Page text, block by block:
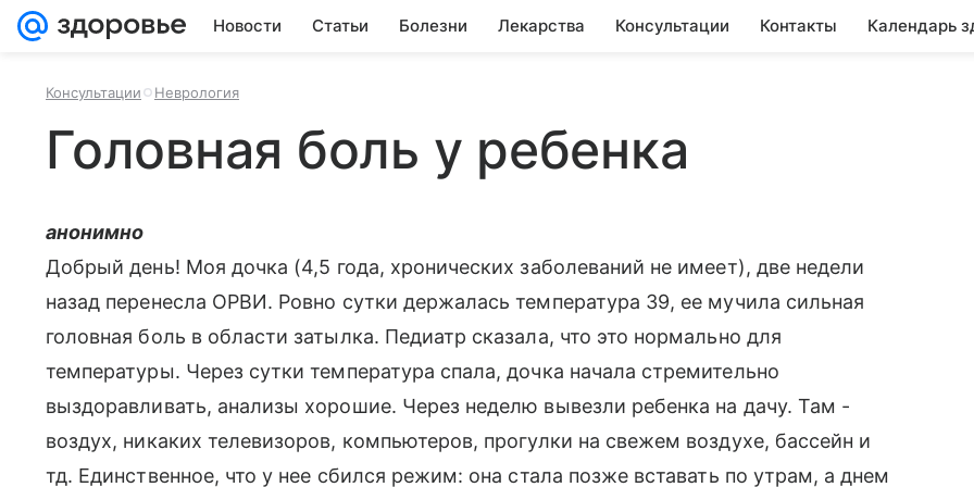
Новости Статьи Болезни Лекарства Консультации Контакты Календарь
Консультации Неврология
Головная боль у ребенка
анонимно
Добрый день! Моя дочка (4,5 года, хронических заболеваний не имеет), две недели
назад перенесла ОРВИ. Ровно сутки держалась температура 39, ее мучила сильная
головная боль в области затылка. Педиатр сказала, что это нормально для
температуры. Через сутки температура спала, дочка начала стремительно
выздоравливать, анализы хорошие. Через неделю вывезли ребенка на дачу. Там -
воздух, никаких телевизоров, компьютеров, прогулки на свежем воздухе, бассейн и
тд. Единственное, что у нее сбился режим: она стала позже вставать по утрам, а днем